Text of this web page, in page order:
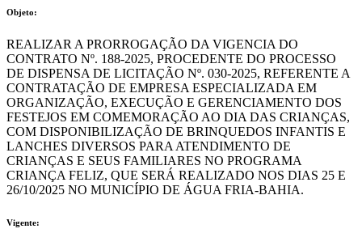
Objeto:
REALIZAR A PRORROGAÇÃO DA VIGENCIA DO
CONTRATO Nº. 188-2025, PROCEDENTE DO PROCESSO
DE DISPENSA DE LICITAÇÃO Nº. 030-2025, REFERENTE A
CONTRATAÇÃO DE EMPRESA ESPECIALIZADA EM
ORGANIZAÇÃO, EXECUÇÃO E GERENCIAMENTO DOS
FESTEJOS EM COMEMORAÇÃO AO DIA DAS CRIANÇAS,
COM DISPONIBILIZAÇÃO DE BRINQUEDOS INFANTIS E
LANCHES DIVERSOS PARA ATENDIMENTO DE
CRIANÇAS E SEUS FAMILIARES NO PROGRAMA
CRIANÇA FELIZ, QUE SERÁ REALIZADO NOS DIAS 25 E
26/10/2025 NO MUNICÍPIO DE ÁGUA FRIA-BAHIA.
Vigente: